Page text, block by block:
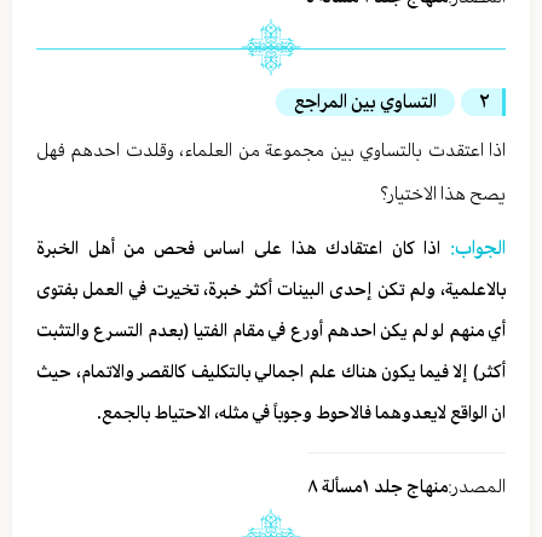
٢
التساوي بين المراجع
اذا اعتقدت بالتساوي بين مجموعة من العلماء، وقلدت احدهم فهل
يصح هذا الاختيار؟
الجواب: اذا كان اعتقادك هذا على اساس فحص من أهل الخبرة
بالاعلمية، ولم تكن إحدى البينات أكثر خبرة، تخيرت في العمل بفتوى
أي منهم لو لم يكن احدهم أورع في مقام الفتيا (بعدم التسرع والتثبت
أكثر) إلا فيما يكون هناك علم اجمالي بالتكليف كالقصر والاتمام، حيث
ان الواقع لايعدوهما فالاحوط وجوباً في مثله، الاحتياط بالجمع.
المصدر:منهاج جلد ١مسألة ٨